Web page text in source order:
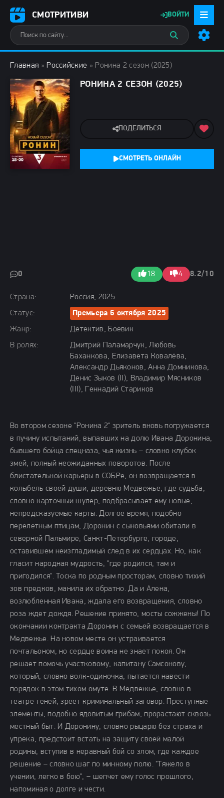
СМОТРИТИВИ ВОЙТИ
Главная » Российские » Ронина 2 сезон (2025)
РОНИНА 2 СЕЗОН (2025)
Страна:
Россия, 2025
Статус:
Премьера 6 октября 2025
Жанр:
Детектив, Боевик
В ролях:
Дмитрий Паламарчук, Любовь
Баханкова, Елизавета Ковалёва,
Александр Дьяконов, Анна Домникова,
Денис Зыков (II), Владимир Мясников
(III), Геннадий Стариков
0 18 4 8.2/10
ПОДЕЛИТЬСЯ
СМОТРЕТЬ ОНЛАЙН
Во втором сезоне "Ронина 2" зритель вновь погружается
в пучину испытаний, выпавших на долю Ивана Доронина,
бывшего бойца спецназа, чья жизнь – словно клубок
змей, полный неожиданных поворотов. После
блистательной карьеры в СОБРе, он возвращается в
колыбель своей души, деревню Медвежье, где судьба,
словно карточный шулер, подбрасывает ему новые,
непредсказуемые карты. Долгое время, подобно
перелетным птицам, Доронин с сыновьями обитали в
северной Пальмире, Санкт-Петербурге, городе,
оставившем неизгладимый след в их сердцах. Но, как
гласит народная мудрость, "где родился, там и
пригодился". Тоска по родным просторам, словно тихий
зов предков, манила их обратно. Да и Алена,
возлюбленная Ивана, ждала его возвращения, словно
роза ждет дождя. Решение принято, мосты сожжены! По
окончании контракта Доронин с семьей возвращается в
Медвежье. На новом месте он устраивается
почтальоном, но сердце воина не знает покоя. Он
решает помочь участковому, капитану Самсонову,
который, словно волк-одиночка, пытается навести
порядок в этом тихом омуте. В Медвежье, словно в
театре теней, зреет криминальный заговор. Преступные
элементы, подобно ядовитым грибам, прорастают сквозь
местный быт. И Доронину, словно рыцарю без страха и
упрека, предстоит встать на защиту своей малой
родины, вступив в неравный бой со злом, где каждое
решение – словно шаг по минному полю. "Тяжело в
учении, легко в бою", – шепчет ему голос прошлого,
напоминая о долге и чести.